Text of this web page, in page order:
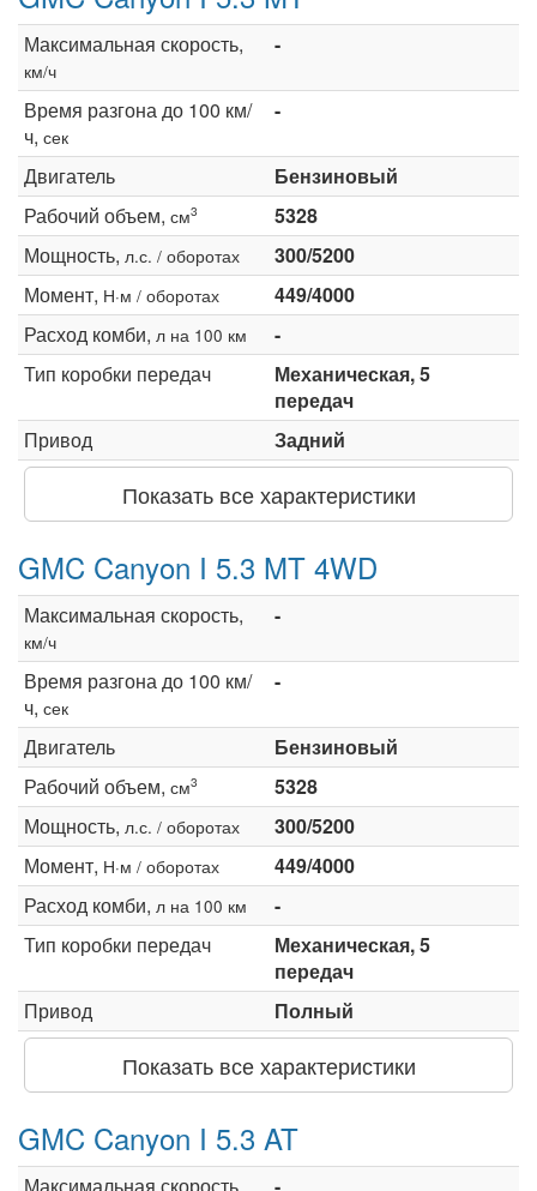
Максимальная скорость,
км/ч
-
Время разгона до 100 км/
ч, сек
-
Двигатель
Бензиновый
Рабочий объем, см3
5328
Мощность, л.с. / оборотах
300/5200
Момент, Н·м / оборотах
449/4000
Расход комби, л на 100 км
-
Тип коробки передач
Механическая, 5
передач
Привод
Задний
Показать все характеристики
GMC Canyon I 5.3 MT 4WD
Максимальная скорость,
км/ч
-
Время разгона до 100 км/
ч, сек
-
Двигатель
Бензиновый
Рабочий объем, см3
5328
Мощность, л.с. / оборотах
300/5200
Момент, Н·м / оборотах
449/4000
Расход комби, л на 100 км
-
Тип коробки передач
Механическая, 5
передач
Привод
Полный
Показать все характеристики
GMC Canyon I 5.3 AT
Максимальная скорость, -